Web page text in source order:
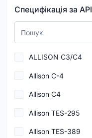
API CF
API CH-4
API CI-4
0,85
1,1
19
1 000
2
20
Специфікація за API
ALLISON C3/C4
Allison C-4
Allison C4
Allison TES-295
Allison TES-389